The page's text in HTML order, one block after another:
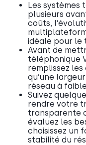
Les systèmes
plusieurs
coûts,
idéale pour le
Avant de
téléphonique
remplissez
qu’une
réseau à
Suivez
rendre votre
transparente
évaluez les
choisissez un
stabilité du